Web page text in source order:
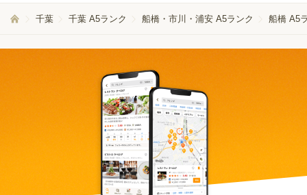
千葉 千葉 A5ランク 船橋・市川・浦安 A5ランク 船橋 A5